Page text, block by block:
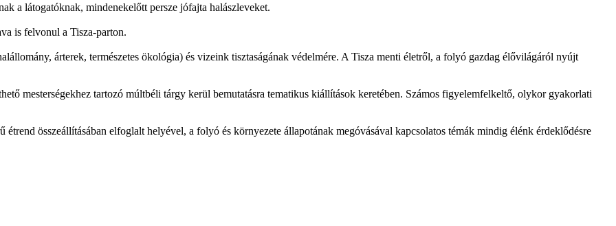
a látogatóknak, mindenekelőtt persze jófajta halászleveket.
is felvonul a Tisza-parton.
árterek, természetes ökológia) és vizeink tisztaságának védelmére. A Tisza menti életről, a folyó gazdag élővilágáról nyújt
mesterségekhez tartozó múltbéli tárgy kerül bemutatásra tematikus kiállítások keretében. Számos figyelemfelkeltő, olykor gyakorlati
étrend összeállításában elfoglalt helyével, a folyó és környezete állapotának megóvásával kapcsolatos témák mindig élénk érdeklődésre